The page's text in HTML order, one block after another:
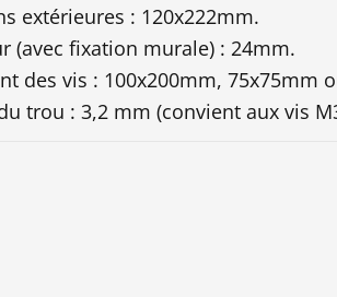
extérieures : 120x222mm.
(avec fixation murale) : 24mm.
des vis : 100x200mm, 75x75mm
trou : 3,2 mm (convient aux vis